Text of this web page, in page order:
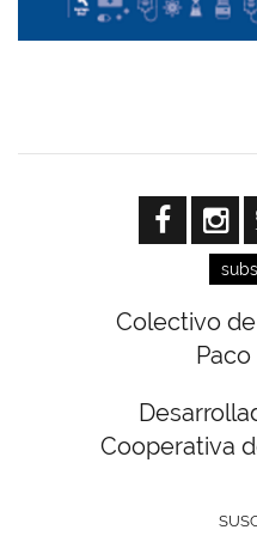
Colectivo
Cooperativa